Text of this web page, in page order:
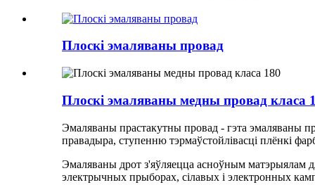
Плоскі эмаляваны провад
Плоскі эмаляваны медны провад класа
Эмаляваны прастакутны провад - гэта эмаляваны
правадыра, ступенню тэрмаўстойлівасці плёнкі
Эмаляваны дрот з'яўляецца асноўным матэрыялам
электрычных прыборах, сілавых і электронных